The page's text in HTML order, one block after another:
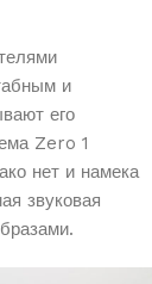
и
его
Zero 1
нет и намека
звуковая